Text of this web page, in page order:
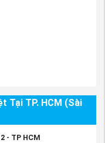
Tại TP. HCM (Sài
- TP HCM